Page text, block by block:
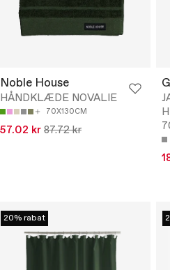
Noble House
HÅNDKLÆDE NOVALIE
70X130CM
57.02 kr 87.72 kr
20% rabat